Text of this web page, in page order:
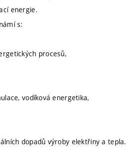
energie.
s:
procesů,
vodíková energetika,
dopadů výroby elektřiny a tepla.